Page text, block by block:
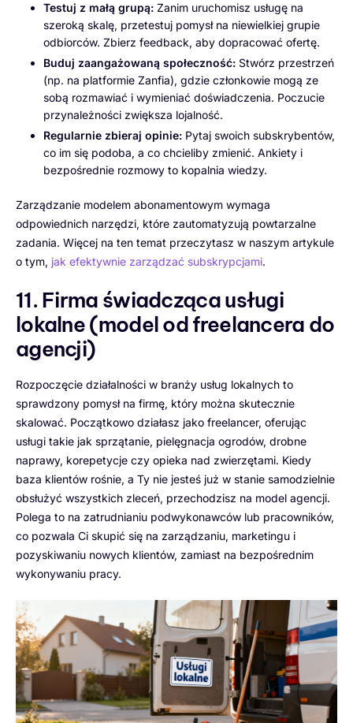
Testuj z małą grupą: Zanim uruchomisz usługę na
szeroką skalę, przetestuj pomysł na niewielkiej grupie
odbiorców. Zbierz feedback, aby dopracować ofertę.
Buduj zaangażowaną społeczność: Stwórz przestrzeń
(np. na platformie Zanfia), gdzie członkowie mogą ze
sobą rozmawiać i wymieniać doświadczenia. Poczucie
przynależności zwiększa lojalność.
Regularnie zbieraj opinie: Pytaj swoich subskrybentów,
co im się podoba, a co chcieliby zmienić. Ankiety i
bezpośrednie rozmowy to kopalnia wiedzy.
Zarządzanie modelem abonamentowym wymaga
odpowiednich narzędzi, które zautomatyzują powtarzalne
zadania. Więcej na ten temat przeczytasz w naszym artykule
o tym, jak efektywnie zarządzać subskrypcjami.
11. Firma świadcząca usługi
lokalne (model od freelancera do
agencji)
Rozpoczęcie działalności w branży usług lokalnych to
sprawdzony pomysł na firmę, który można skutecznie
skalować. Początkowo działasz jako freelancer, oferując
usługi takie jak sprzątanie, pielęgnacja ogrodów, drobne
naprawy, korepetycje czy opieka nad zwierzętami. Kiedy
baza klientów rośnie, a Ty nie jesteś już w stanie samodzielnie
obsłużyć wszystkich zleceń, przechodzisz na model agencji.
Polega to na zatrudnianiu podwykonawców lub pracowników,
co pozwala Ci skupić się na zarządzaniu, marketingu i
pozyskiwaniu nowych klientów, zamiast na bezpośrednim
wykonywaniu pracy.